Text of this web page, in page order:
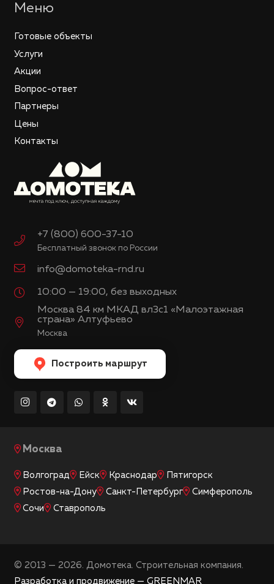
Меню
Готовые объекты
Услуги
Акции
Вопрос-ответ
Партнеры
Цены
Контакты
+7 (800) 600-37-10
Бесплатный звонок по России
info@domoteka-rnd.ru
10:00 — 19:00, без выходных
Москва 84 км МКАД вл3с1 «Малоэтажная
страна» Алтуфьево
Москва
Построить маршрут
Москва
Волгоград Ейск Краснодар
Пятигорск
Ростов-на-Дону
Санкт-Петербург
Симферополь
Сочи
Ставрополь
© 2013 — 2026. Домотека. Строительная компания.
Разработка и продвижение — GREENMAR